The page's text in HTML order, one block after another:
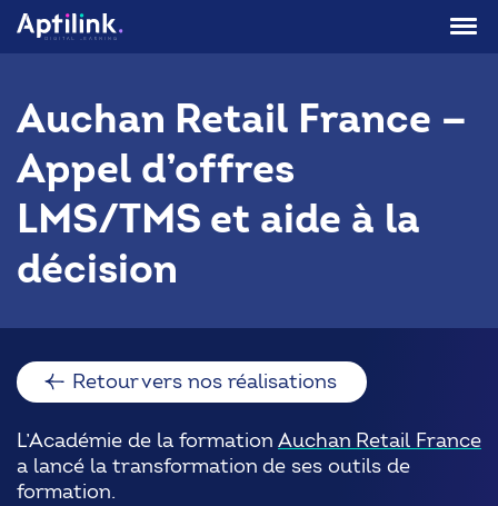
Aller
au
Auchan Retail France —
Appel d’offres
LMS/TMS et aide à la
décision
Retour vers nos réalisations
L’Académie de la formation Auchan Retail France
a lancé la transformation de ses outils de
formation.